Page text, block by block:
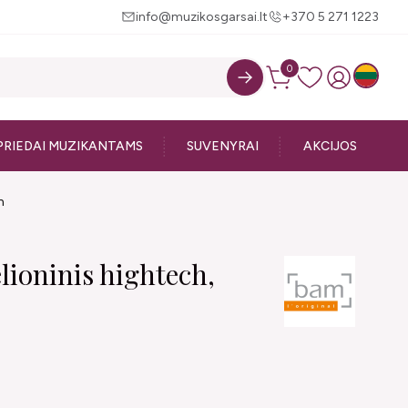
info@muzikosgarsai.lt +370 5 271 1223
0
MUZIKANTAMS SUVENYRAI AKCIJOS
hightech,